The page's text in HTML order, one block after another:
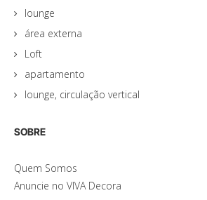
lounge
área externa
Loft
apartamento
lounge, circulação vertical
SOBRE
Quem Somos
Anuncie no VIVA Decora